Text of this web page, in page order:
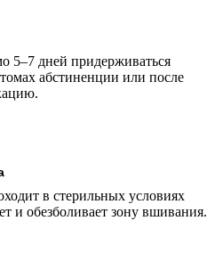
5–7 дней придерживаться
абстиненции или после
в стерильных условиях
и обезболивает зону вшивания.